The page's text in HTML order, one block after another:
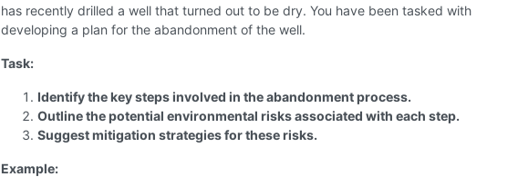
has recently drilled a well that turned out to be dry. You have been tasked with
developing a plan for the abandonment of the well.
Task:
Identify the key steps involved in the abandonment process.
Outline the potential environmental risks associated with each step.
Suggest mitigation strategies for these risks.
Example: